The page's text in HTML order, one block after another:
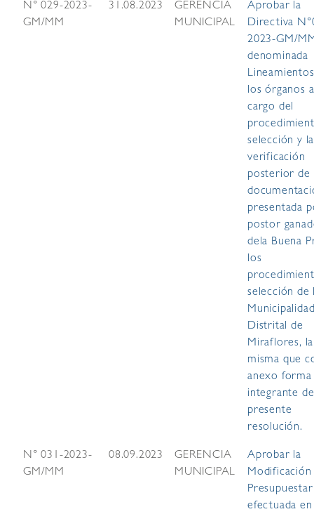
N° 029-2023-
GM/MM
31.08.2023
GERENCIA
MUNICIPAL
Aprobar la
Directiva
2023-GM/
denominada
los órganos a
cargo del
selección y la
verificación
posterior de
presentada
postor
dela Buena
los
selección de
Distrital de
Miraflores, la
misma que
anexo
integrante
presente
resolución.
N° 031-2023-
GM/MM
08.09.2023
GERENCIA
MUNICIPAL
Aprobar la
Modificación
efectuada